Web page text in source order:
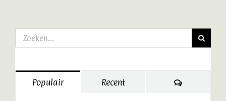
Zoeken
naar:
Populair Recent Reacties